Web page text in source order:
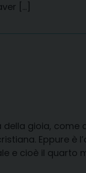
[…]
gioia, come
Eppure è
cioè il quarto